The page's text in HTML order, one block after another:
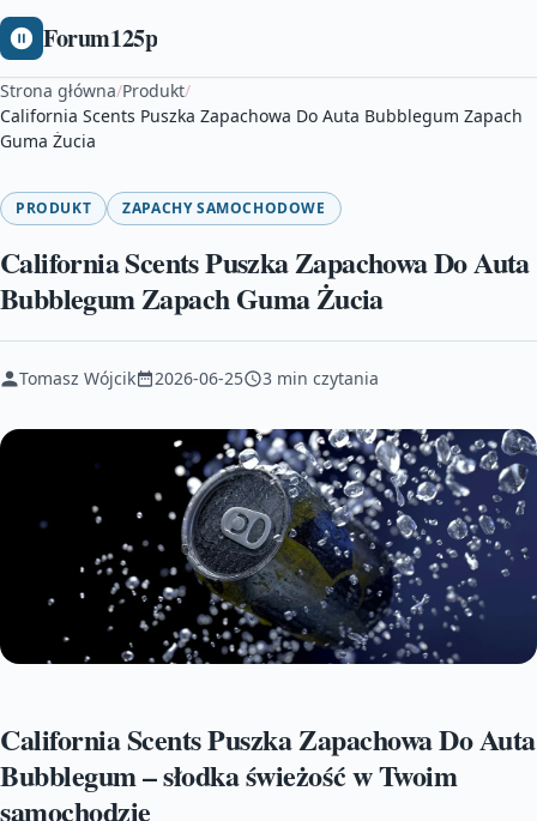
Forum125p
Strona główna/Produkt/
California Scents Puszka Zapachowa Do Auta Bubblegum Zapach
Guma Żucia
PRODUKT ZAPACHY SAMOCHODOWE
California Scents Puszka Zapachowa Do Auta
Bubblegum Zapach Guma Żucia
Tomasz Wójcik 2026-06-25 3 min czytania
California Scents Puszka Zapachowa Do Auta
Bubblegum – słodka świeżość w Twoim
samochodzie